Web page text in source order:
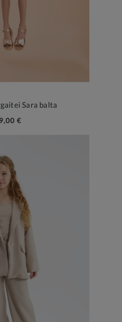
Sara balta
€